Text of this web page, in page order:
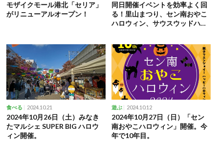
モザイクモール港北「セリア」
がリニューアルオープン！
同日開催イベントを効率よく回
る！里山まつり、セン南おやこ
ハロウィン、サウスウッドハロ
食べる 2024.10.21
2024年10月26日（土）みなき
たマルシェ SUPER BIG ハロウ
ィン開催。
遊ぶ 2024.10.12
2024年10月27日（日）「セン
南おやこハロウィン」開催。今
年で10年目。